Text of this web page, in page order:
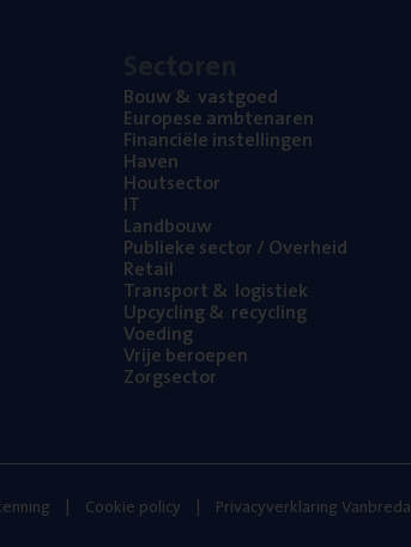
Bouw& vastgoed
Euro­pe­se ambtenaren
Finan­ci­ë­le instellingen
Haven
Hout­sec­tor
IT
Land­bouw
Publie­ke sec­tor / Overheid
Retail
Trans­port& logistiek
Upcy­cling& recycling
Voe­ding
Vrije beroe­pen
Zorg­sec­tor
Cookie policy Privacyverklaring Vanbreda